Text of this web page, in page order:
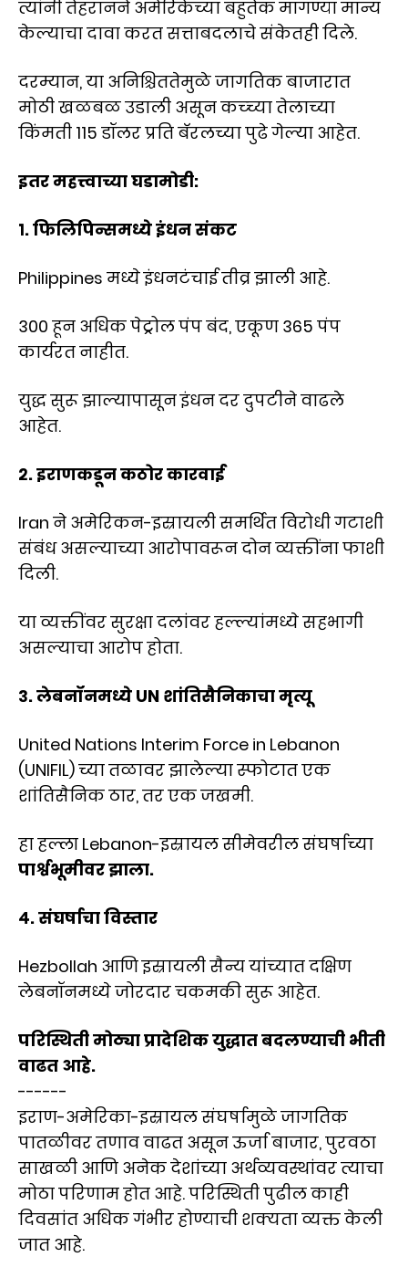
त्यांनी तेहरानने अमेरिकेच्या बहुतेक मागण्या मान्य
केल्याचा दावा करत सत्ताबदलाचे संकेतही दिले.
दरम्यान, या अनिश्चिततेमुळे जागतिक बाजारात
मोठी खळबळ उडाली असून कच्च्या तेलाच्या
किंमती 115 डॉलर प्रति बॅरलच्या पुढे गेल्या आहेत.
इतर महत्त्वाच्या घडामोडी:
१. फिलिपिन्समध्ये इंधन संकट
Philippines मध्ये इंधनटंचाई तीव्र झाली आहे.
300 हून अधिक पेट्रोल पंप बंद, एकूण 365 पंप
कार्यरत नाहीत.
युद्ध सुरू झाल्यापासून इंधन दर दुपटीने वाढले
आहेत.
२. इराणकडून कठोर कारवाई
Iran ने अमेरिकन-इस्रायली समर्थित विरोधी गटाशी
संबंध असल्याच्या आरोपावरून दोन व्यक्तींना फाशी
दिली.
या व्यक्तींवर सुरक्षा दलांवर हल्ल्यांमध्ये सहभागी
असल्याचा आरोप होता.
३. लेबनॉनमध्ये UN शांतिसैनिकाचा मृत्यू
United Nations Interim Force in Lebanon
(UNIFIL) च्या तळावर झालेल्या स्फोटात एक
शांतिसैनिक ठार, तर एक जखमी.
हा हल्ला Lebanon-इस्रायल सीमेवरील संघर्षाच्या
पार्श्वभूमीवर झाला.
४. संघर्षाचा विस्तार
Hezbollah आणि इस्रायली सैन्य यांच्यात दक्षिण
लेबनॉनमध्ये जोरदार चकमकी सुरू आहेत.
परिस्थिती मोठ्या प्रादेशिक युद्धात बदलण्याची भीती
वाढत आहे.
------
इराण-अमेरिका-इस्रायल संघर्षामुळे जागतिक
पातळीवर तणाव वाढत असून ऊर्जा बाजार, पुरवठा
साखळी आणि अनेक देशांच्या अर्थव्यवस्थांवर त्याचा
मोठा परिणाम होत आहे. परिस्थिती पुढील काही
दिवसांत अधिक गंभीर होण्याची शक्यता व्यक्त केली
जात आहे.